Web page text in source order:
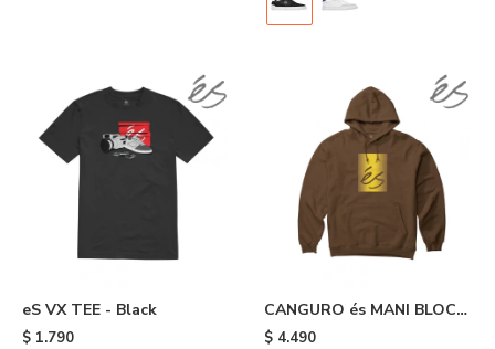
eS VX TEE - Black
$ 1.790
CANGURO és MANI BLOCK
HOODIE FLEECE - Brown
$ 4.490